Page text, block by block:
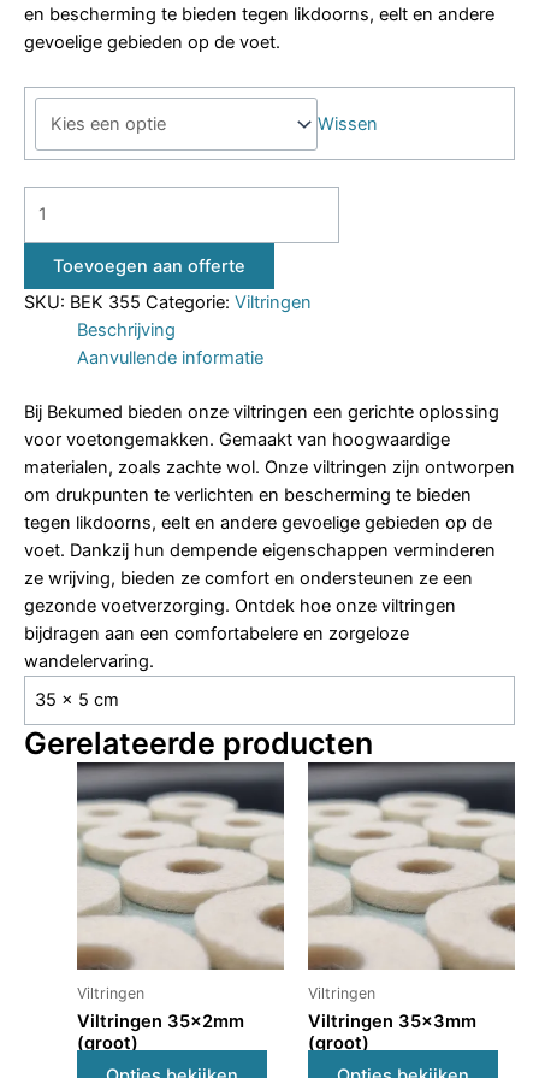
en bescherming te bieden tegen likdoorns, eelt en andere
gevoelige gebieden op de voet.
Wissen
Toevoegen aan offerte
SKU: BEK 355 Categorie: Viltringen
Beschrijving
Aanvullende informatie
Bij Bekumed bieden onze viltringen een gerichte oplossing
voor voetongemakken. Gemaakt van hoogwaardige
materialen, zoals zachte wol. Onze viltringen zijn ontworpen
om drukpunten te verlichten en bescherming te bieden
tegen likdoorns, eelt en andere gevoelige gebieden op de
voet. Dankzij hun dempende eigenschappen verminderen
ze wrijving, bieden ze comfort en ondersteunen ze een
gezonde voetverzorging. Ontdek hoe onze viltringen
bijdragen aan een comfortabelere en zorgeloze
wandelervaring.
35 × 5 cm
Gerelateerde producten
Viltringen
Viltringen 35x2mm
(groot)
Dit
product
meerdere
variaties.
Deze
optie
kan
gekozen
worden
op
Viltringen
Viltringen 35x3mm
(groot)
Dit
Deze
optie
kan
op